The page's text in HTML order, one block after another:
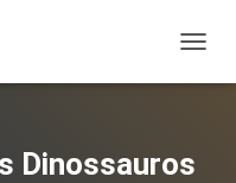
L
N
Dinossauros